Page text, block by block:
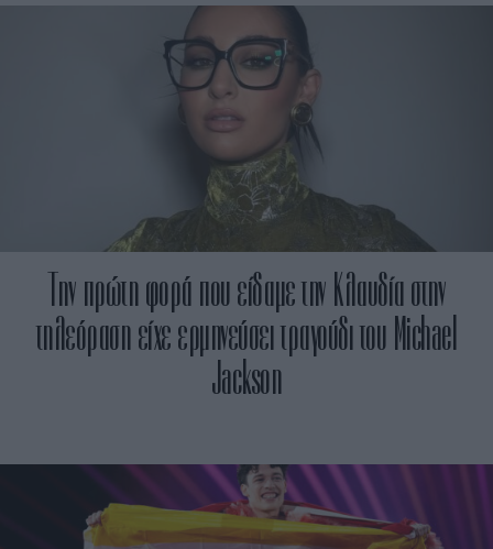
Την πρώτη φορά που είδαμε την Κλαυδία στην
τηλεόραση είχε ερμηνεύσει τραγούδι του Michael
Jackson